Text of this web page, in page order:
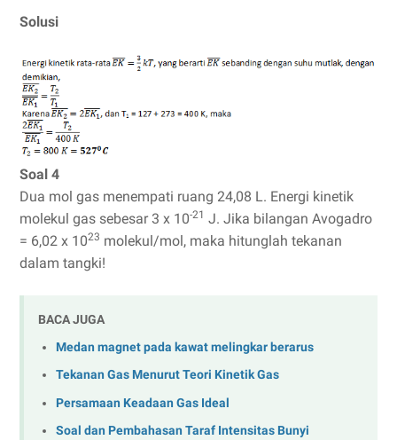
Solusi
Soal 4
Dua mol gas menempati ruang 24,08 L. Energi kinetik
molekul gas sebesar 3 x 10-21 J. Jika bilangan Avogadro
= 6,02 x 1023 molekul/mol, maka hitunglah tekanan
dalam tangki!
BACA JUGA
Medan magnet pada kawat melingkar berarus
Tekanan Gas Menurut Teori Kinetik Gas
Persamaan Keadaan Gas Ideal
Soal dan Pembahasan Taraf Intensitas Bunyi